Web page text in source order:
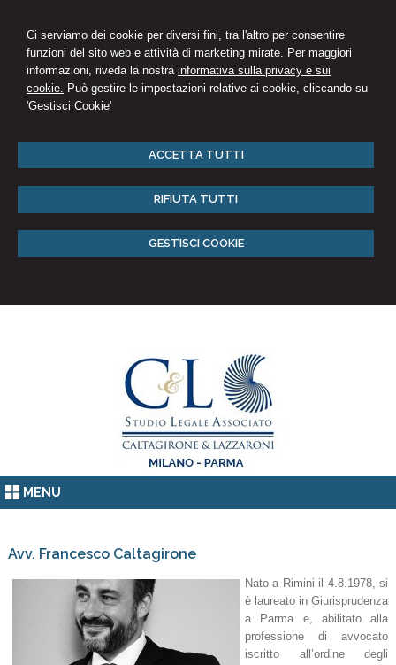
Ci serviamo dei cookie per diversi fini, tra l'altro per consentire
funzioni del sito web e attività di marketing mirate. Per maggiori
informazioni, riveda la nostra informativa sulla privacy e sui
cookie. Può gestire le impostazioni relative ai cookie, cliccando su
'Gestisci Cookie'
ACCETTA TUTTI
RIFIUTA TUTTI
GESTISCI COOKIE
MENU
Avv. Francesco Caltagirone
Nato a Rimini il 4.8.1978, si
è laureato in Giurisprudenza
a Parma e, abilitato alla
professione di avvocato
iscritto all’ordine degli